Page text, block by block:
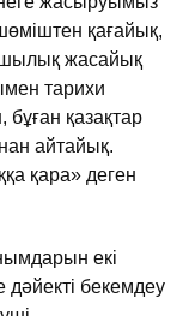
қағайық,
жасайық
тарихи
қазақтар
айтайық.
қара» деген
екi
бекемдеу